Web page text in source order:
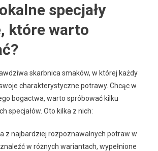
specjały
które warto
skarbnica smaków, w której każdy
charakterystyczne potrawy. Chcąc w
bogactwa, warto spróbować kilku
specjałów. Oto kilka z nich:
z najbardziej rozpoznawalnych potraw w
w różnych wariantach, wypełnione